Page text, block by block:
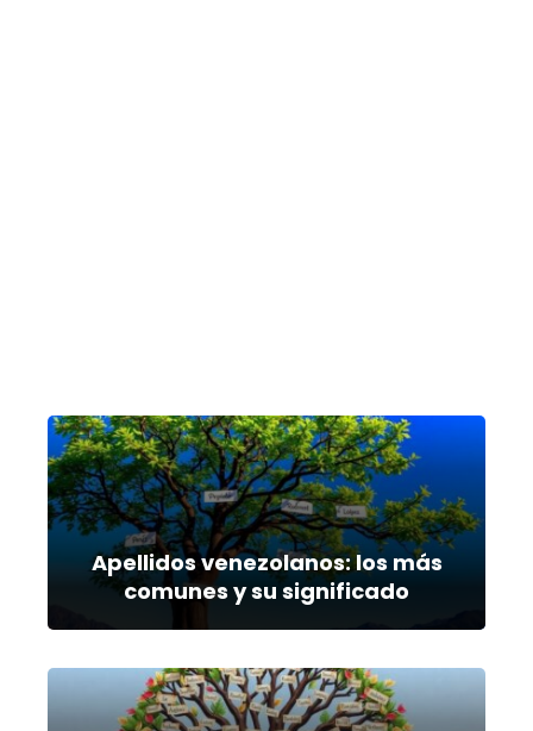
Apellidos venezolanos: los más
comunes y su significado